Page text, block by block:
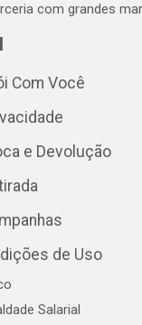
com grandes
Com Você
e Devolução
de Uso
Salarial